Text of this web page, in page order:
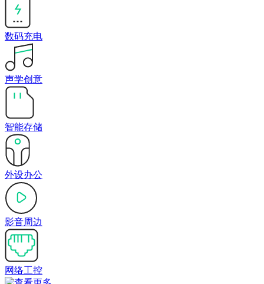
数码充电
声学创意
智能存储
外设办公
影音周边
网络工控